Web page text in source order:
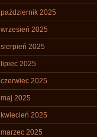
październik 2025
wrzesień 2025
sierpień 2025
lipiec 2025
czerwiec 2025
maj 2025
kwiecień 2025
marzec 2025